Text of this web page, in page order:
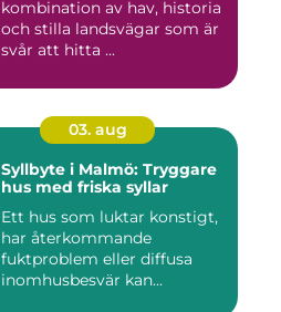
kombination av hav, historia
och stilla landsvägar som är
svår att hitta ...
03. aug
Syllbyte i Malmö: Tryggare
hus med friska syllar
Ett hus som luktar konstigt,
har återkommande
fuktproblem eller diffusa
inomhusbesvär kan...